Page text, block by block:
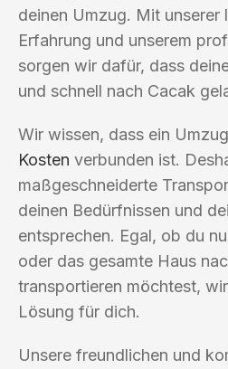
deinen Umzug. Mit unserer
Erfahrung und unserem
sorgen wir dafür, dass
und schnell nach Cacak
Wir wissen, dass ein
Kosten verbunden ist.
maßgeschneiderte
deinen Bedürfnissen und
entsprechen. Egal, ob du
oder das gesamte Haus
transportieren möchtest,
Lösung für dich.
Unsere freundlichen und